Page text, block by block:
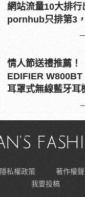
網站流量10大排行
pornhub只排第3
情人節送禮推薦！
EDIFIER
耳罩式無線藍牙耳
隱私權政策 著作權聲
我要投稿